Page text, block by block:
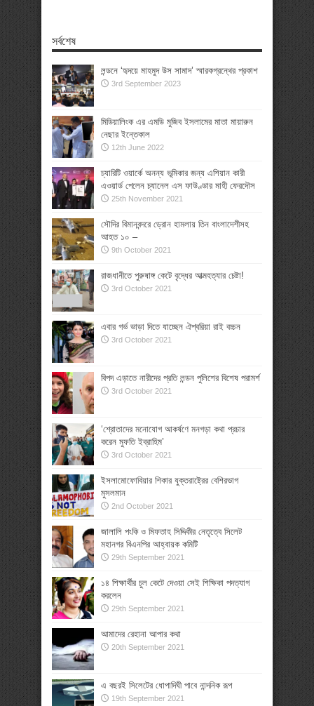
সর্বশেষ
লন্ডনে ‘হৃদয়ে মাহমুদ উস সামাদ’ স্মারকগ্রন্থের প্রকাশ
3rd September 2023
মিডিয়ালিংক এর এমডি মুজিব ইসলামের মাতা মায়ারুন
নেছার ইন্তেকাল
12th June 2022
চ্যারিটি ওয়ার্কে অনন্য ভূমিকার জন্য এশিয়ান কারী
এওয়ার্ড পেলেন চ্যানেল এস ফাউণ্ডার মাহী ফেরদৌস
25th November 2021
সৌদির বিমানবন্দরে ড্রোন হামলায় তিন বাংলাদেশীসহ
আহত ১০ –
9th October 2021
রাজধানীতে পুরুষাঙ্গ কেটে বৃদ্ধের আত্মহত্যার চেষ্টা!
3rd October 2021
এবার গর্ভ ভাড়া দিতে যাচ্ছেন ঐশ্বরিয়া রাই বচ্চন
3rd October 2021
বিপদ এড়াতে নারীদের প্রতি লন্ডন পুলিশের বিশেষ পরামর্শ
3rd October 2021
‘শ্রোতাদের মনোযোগ আকর্ষণে মনগড়া কথা প্রচার
করেন মুফতি ইব্রাহিম’
3rd October 2021
ইসলামোফোবিয়ার শিকার যুক্তরাষ্ট্রের বেশিরভাগ
মুসলমান
2nd October 2021
জালালি পংকি ও মিফতাহ সিদ্দিকীর নেতৃত্বে সিলেট
মহানগর বিএনপির আহ্বায়ক কমিটি
29th September 2021
১৪ শিক্ষার্থীর চুল কেটে দেওয়া সেই শিক্ষিকা পদত্যাগ
করলেন
29th September 2021
আমাদের রেহানা আপার কথা
20th September 2021
এ বছরই সিলেটের ধোপাদিঘী পাবে নান্দনিক রূপ
19th September 2021